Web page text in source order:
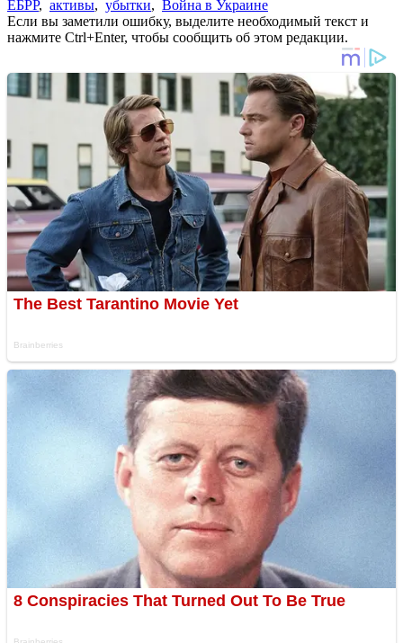
ЕБРР, активы, убытки, Война в Украине
Если вы заметили ошибку, выделите необходимый текст и
нажмите Ctrl+Enter, чтобы сообщить об этом редакции.